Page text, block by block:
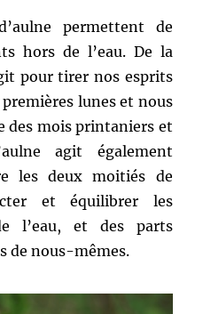
permettent de
hors de l’eau. De la
pour tirer nos esprits
lunes et nous
des mois printaniers et
agit également
les deux moitiés de
et équilibrer les
l’eau, et des parts
de nous-mêmes.